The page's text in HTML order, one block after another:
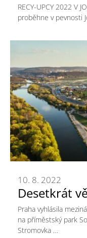
RECY-UPCY 2022 V
proběhne v pevnosti
Desetkrát
10. 8. 2022
Praha vyhlásila
na příměstský park
Stromovka …